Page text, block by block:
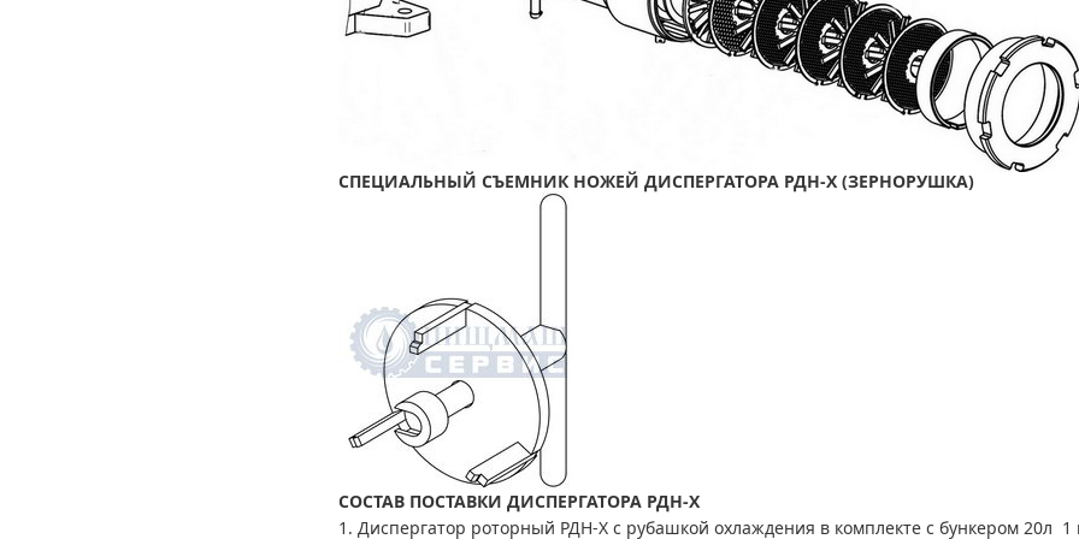
СПЕЦИАЛЬНЫЙ СЪЕМНИК НОЖЕЙ ДИСПЕРГАТОРА РДН-Х (ЗЕРНОРУШКА)
СОСТАВ ПОСТАВКИ ДИСПЕРГАТОРА РДН-Х
1. Диспергатор роторный РДН-Х с рубашкой охлаждения в комплекте с бункером 20л